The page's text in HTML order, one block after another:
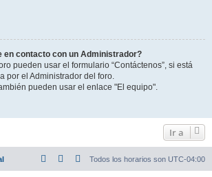
en contacto con un Administrador?
pueden usar el formulario “Contáctenos”, si está
por el Administrador del foro.
pueden usar el enlace "El equipo".
Ir a
Todos los horarios son UTC-04:00